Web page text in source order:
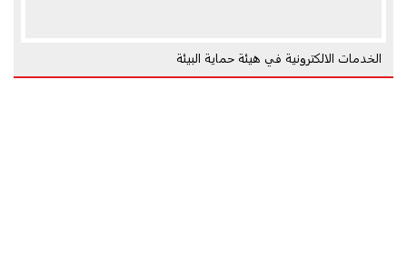
الخدمات الالكترونية في هيئة حماية البيئة